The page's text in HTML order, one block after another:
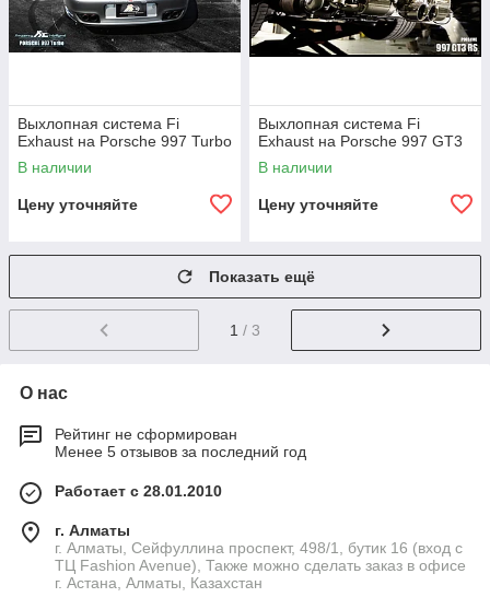
Выхлопная система Fi
Exhaust на Porsche 997 Turbo
В наличии
Цену уточняйте
Выхлопная система Fi
Exhaust на Porsche 997 GT3
В наличии
Цену уточняйте
Показать ещё
1 / 3
О нас
Рейтинг не сформирован
Менее 5 отзывов за последний год
Работает с 28.01.2010
г. Алматы
г. Алматы, Сейфуллина проспект, 498/1, бутик 16 (вход с
ТЦ Fashion Avenue), Также можно сделать заказ в офисе
г. Астана, Алматы, Казахстан